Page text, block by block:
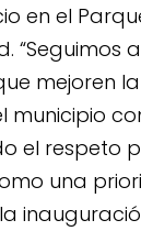
en el
“Seguimos
mejoren
municipio
el respeto
una